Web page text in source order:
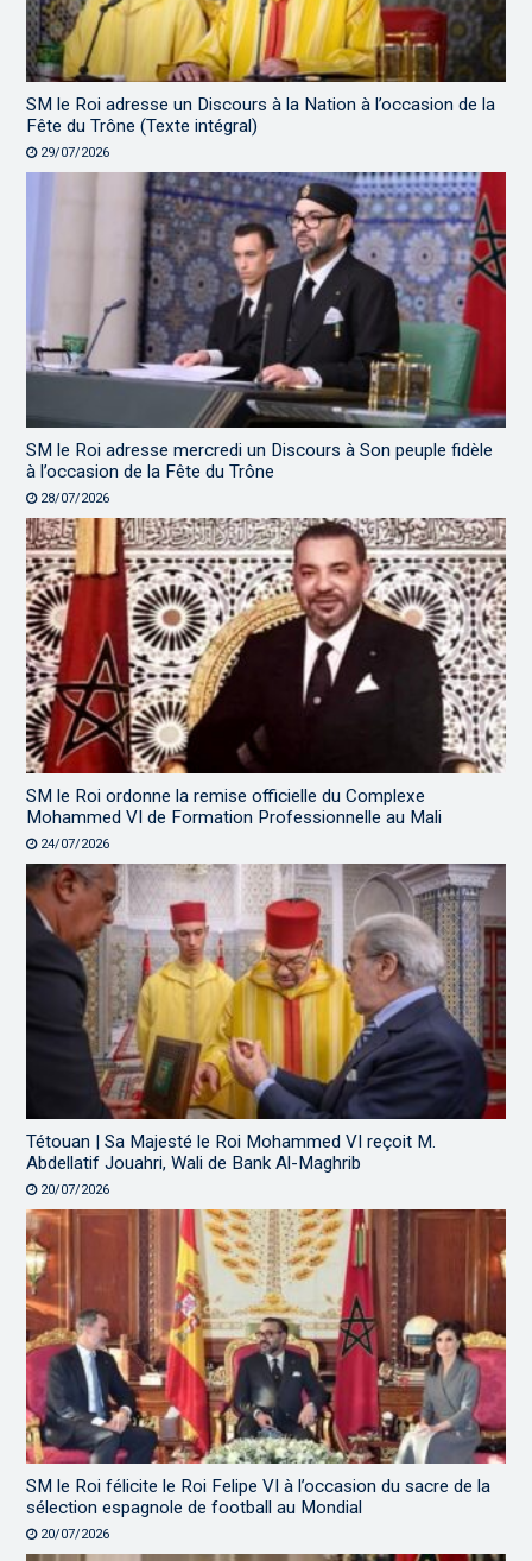
SM le Roi adresse un Discours à la Nation à l’occasion de la
Fête du Trône (Texte intégral)
29/07/2026
SM le Roi adresse mercredi un Discours à Son peuple fidèle
à l’occasion de la Fête du Trône
28/07/2026
SM le Roi ordonne la remise officielle du Complexe
Mohammed VI de Formation Professionnelle au Mali
24/07/2026
Tétouan | Sa Majesté le Roi Mohammed VI reçoit M.
Abdellatif Jouahri, Wali de Bank Al-Maghrib
20/07/2026
SM le Roi félicite le Roi Felipe VI à l’occasion du sacre de la
sélection espagnole de football au Mondial
20/07/2026